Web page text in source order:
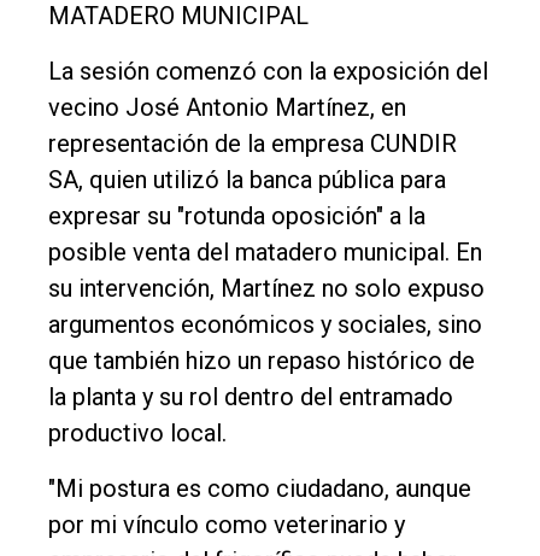
MATADERO MUNICIPAL
La sesión comenzó con la exposición del
vecino José Antonio Martínez, en
representación de la empresa CUNDIR
SA, quien utilizó la banca pública para
expresar su "rotunda oposición" a la
posible venta del matadero municipal. En
su intervención, Martínez no solo expuso
argumentos económicos y sociales, sino
que también hizo un repaso histórico de
la planta y su rol dentro del entramado
productivo local.
"Mi postura es como ciudadano, aunque
por mi vínculo como veterinario y